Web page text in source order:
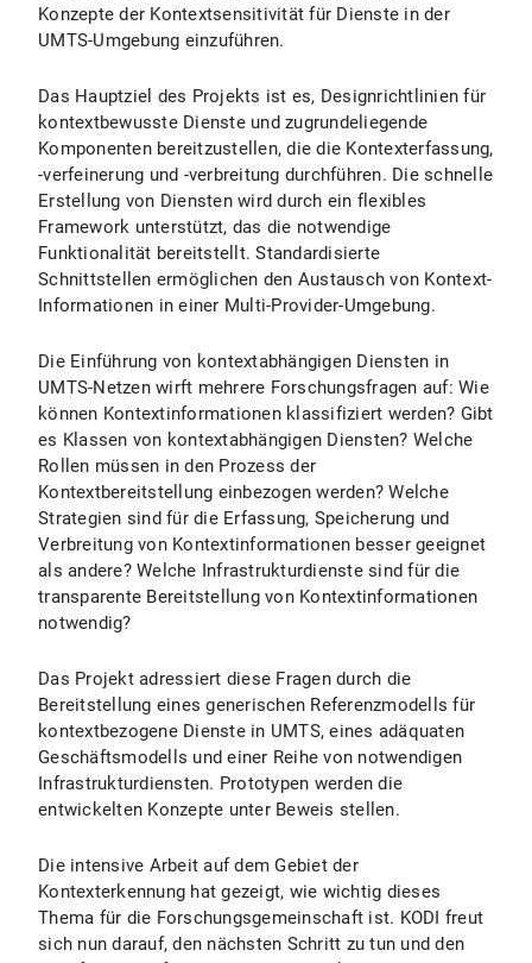
Konzepte der Kontextsensitivität für Dienste in der
UMTS-Umgebung einzuführen.
Das Hauptziel des Projekts ist es, Designrichtlinien für
kontextbewusste Dienste und zugrundeliegende
Komponenten bereitzustellen, die die Kontexterfassung,
-verfeinerung und -verbreitung durchführen. Die schnelle
Erstellung von Diensten wird durch ein flexibles
Framework unterstützt, das die notwendige
Funktionalität bereitstellt. Standardisierte
Schnittstellen ermöglichen den Austausch von Kontext-
Informationen in einer Multi-Provider-Umgebung.
Die Einführung von kontextabhängigen Diensten in
UMTS-Netzen wirft mehrere Forschungsfragen auf: Wie
können Kontextinformationen klassifiziert werden? Gibt
es Klassen von kontextabhängigen Diensten? Welche
Rollen müssen in den Prozess der
Kontextbereitstellung einbezogen werden? Welche
Strategien sind für die Erfassung, Speicherung und
Verbreitung von Kontextinformationen besser geeignet
als andere? Welche Infrastrukturdienste sind für die
transparente Bereitstellung von Kontextinformationen
notwendig?
Das Projekt adressiert diese Fragen durch die
Bereitstellung eines generischen Referenzmodells für
kontextbezogene Dienste in UMTS, eines adäquaten
Geschäftsmodells und einer Reihe von notwendigen
Infrastrukturdiensten. Prototypen werden die
entwickelten Konzepte unter Beweis stellen.
Die intensive Arbeit auf dem Gebiet der
Kontexterkennung hat gezeigt, wie wichtig dieses
Thema für die Forschungsgemeinschaft ist. KODI freut
sich nun darauf, den nächsten Schritt zu tun und den